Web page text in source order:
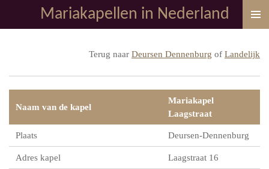
direct
Mariakapellen in Nederland
Terug naar Deursen Dennenburg of Landelijk
Naam van de kapel
Mariakapel
Laagstraat
Plaats Deursen-Dennenburg
Adres kapel Laagstraat 16